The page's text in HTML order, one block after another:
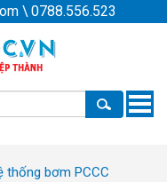
\ 0788.556.523
Toggle
thống bơm PCCC